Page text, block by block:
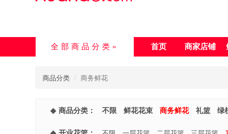
全部商品分类 首页 商家店铺
商品分类 商务鲜花
商品分类： 不限 鲜花花束 商务鲜花 礼篮 绿